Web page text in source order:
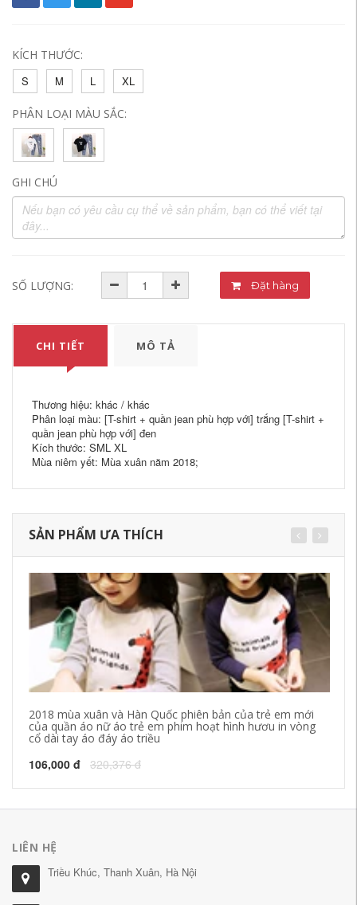
KÍCH THƯỚC:
S
M L XL
PHÂN LOẠI MÀU SẮC:
GHI CHÚ
SỐ LƯỢNG: Đặt hàng
CHI TIẾT MÔ TẢ
Thương hiệu: khác / khác
Phân loại màu: [T-shirt + quần jean phù hợp với] trắng [T-shirt +
quần jean phù hợp với] đen
Kích thước: SML XL
Mùa niêm yết: Mùa xuân năm 2018;
SẢN PHẨM ƯA THÍCH
2018 mùa xuân và Hàn Quốc phiên bản của trẻ em mới
của quần áo nữ áo trẻ em phim hoạt hình hươu in vòng
cổ dài tay áo đáy áo triều
106,000 đ 320,376 đ
LIÊN HỆ
Triều Khúc, Thanh Xuân, Hà Nội